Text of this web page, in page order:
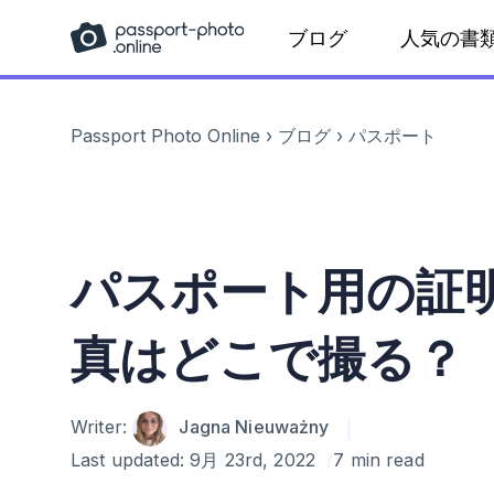
ブログ 人気の書
Passport Photo Online › ブログ › パスポート
パスポート用の証
真はどこで撮る？
Author
Writer:
Jagna Nieuważny
Last updated:9月 23rd, 2022 7 min read